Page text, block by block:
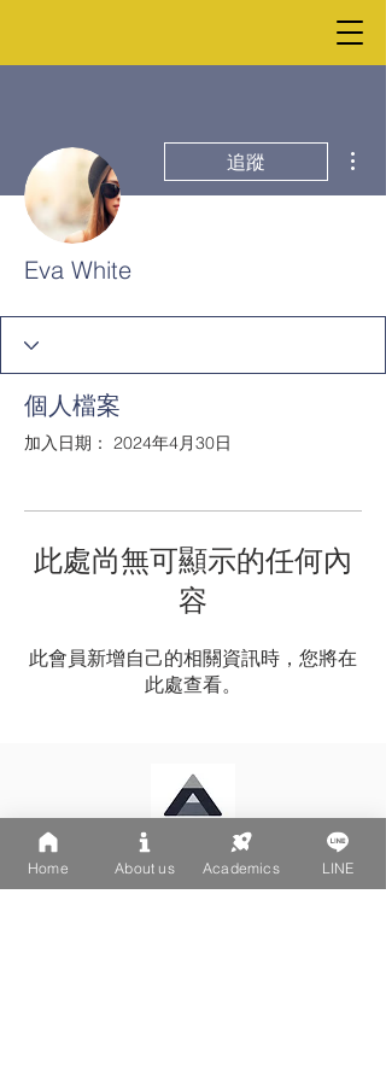
追蹤
Eva White
個人檔案
加入日期： 2024年4月30日
此處尚無可顯示的任何內
容
此會員新增自己的相關資訊時，您將在
此處查看。
LINE: @502fvguc
Home About us Academics LINE